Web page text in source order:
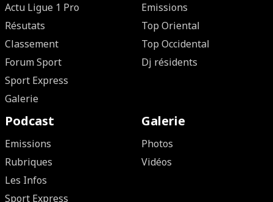
Actu Ligue 1 Pro
Résutats
Classement
Forum Sport
Sport Express
Galerie
Emissions
Top Oriental
Top Occidental
Dj résidents
Podcast
Emissions
Rubriques
Les Infos
Sport Express
Galerie
Photos
Vidéos